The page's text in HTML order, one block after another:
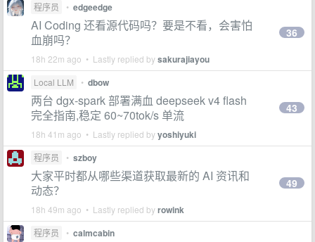
程序员 • edgeedge
AI Coding 还看源代码吗？要是不看，会害怕
血崩吗？
18h 22m ago • Lastly replied bysakurajiayou
36
Local LLM • dbow
两台 dgx-spark 部署满血 deepseek v4 flash
完全指南,稳定 60~70tok/s 单流
18h 41m ago • Lastly replied byyoshiyuki
43
程序员 • szboy
大家平时都从哪些渠道获取最新的 AI 资讯和
动态？
18h 49m ago • Lastly replied byrowink
49
程序员 • calmcabin